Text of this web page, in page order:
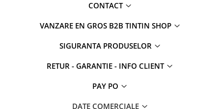
CONTACT
VANZARE EN GROS B2B TINTIN SHOP
SIGURANTA PRODUSELOR
RETUR - GARANTIE - INFO CLIENT
PAY PO
DATE COMERCIALE